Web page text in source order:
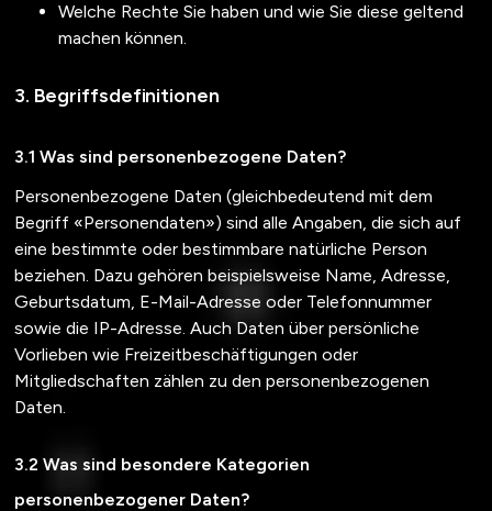
Welche Rechte Sie haben und wie Sie diese geltend
machen können.
Begriffsdefinitionen
Was sind personenbezogene Daten?
Personenbezogene Daten (gleichbedeutend mit dem
Begriff «Personendaten») sind alle Angaben, die sich auf
eine bestimmte oder bestimmbare natürliche Person
beziehen. Dazu gehören beispielsweise Name, Adresse,
Geburtsdatum, E-Mail-Adresse oder Telefonnummer
sowie die IP-Adresse. Auch Daten über persönliche
Vorlieben wie Freizeitbeschäftigungen oder
Mitgliedschaften zählen zu den personenbezogenen
Daten.
Was sind besondere Kategorien
personenbezogener Daten?